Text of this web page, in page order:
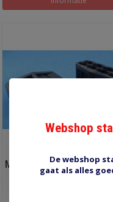
MULTI-56-8PF-B
8 polig
Webshop
De webshop
gaat als alles